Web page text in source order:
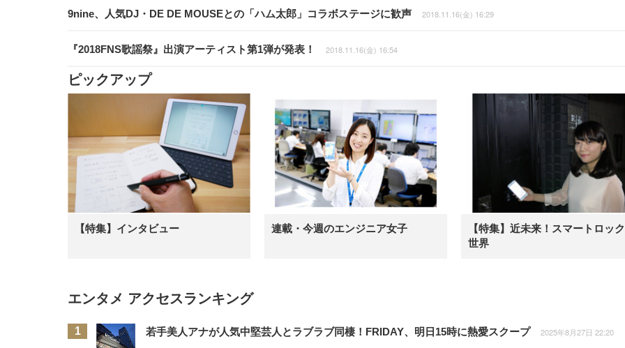
9nine、人気DJ・DE DE MOUSEとの「ハム太郎」コラボステージに歓声 2018.11.16(金) 16:29
『2018FNS歌謡祭』出演アーティスト第1弾が発表！ 2018.11.16(金) 16:54
ピックアップ
【特集】インタビュー 連載・今週のエンジニア女子
【特集】近未来！スマートロッ
世界
エンタメ アクセスランキング
若手美人アナが人気中堅芸人とラブラブ同棲！FRIDAY、明日15時に熱愛スクープ 2025年8月27日 22:20